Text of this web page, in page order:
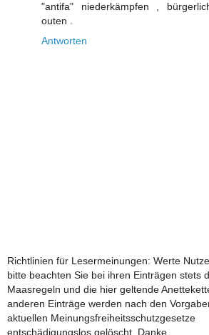
"antifa" niederkämpfen ,
outen .
Antworten
Richtlinien für Lesermeinungen: Werte
bitte beachten Sie bei ihren Einträgen stets
Maasregeln und die hier geltende
anderen Einträge werden nach den
aktuellen Meinungsfreiheitsschutzgesetze
entschädigungslos gelöscht. Danke.